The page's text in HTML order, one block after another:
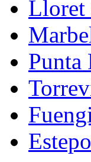
Lloret
Punta